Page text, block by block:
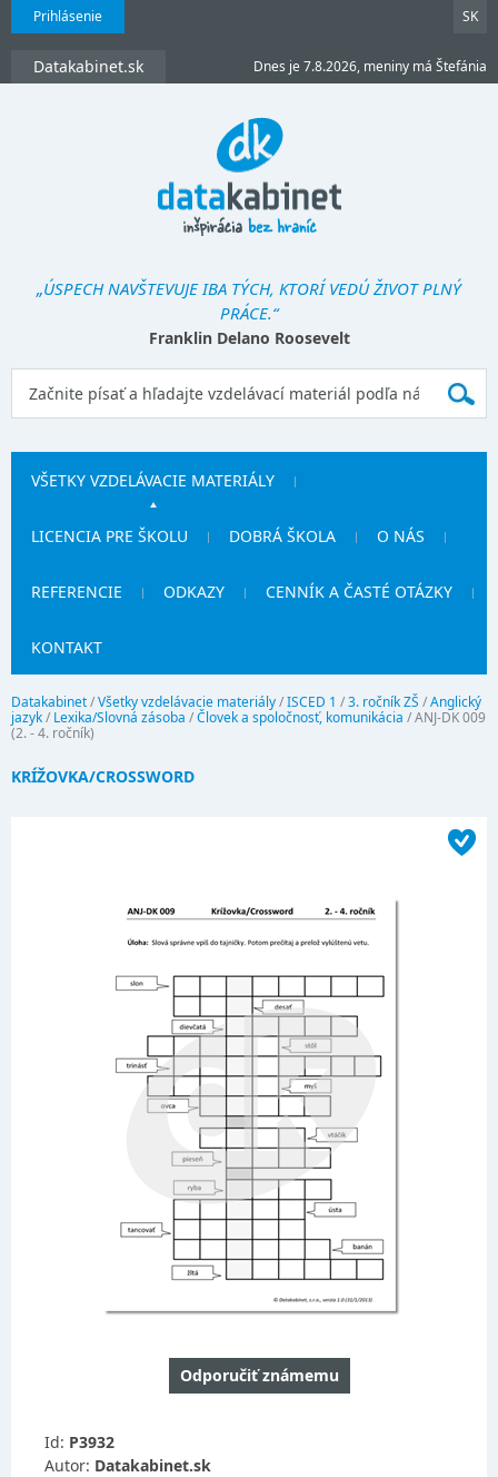
Prihlásenie SK
Datakabinet.sk Dnes je 7.8.2026, meniny má Štefánia
„ÚSPECH NAVŠTEVUJE IBA TÝCH, KTORÍ VEDÚ ŽIVOT PLNÝ
PRÁCE.“
Franklin Delano Roosevelt
VŠETKY VZDELÁVACIE MATERIÁLY
LICENCIA PRE ŠKOLU DOBRÁ ŠKOLA O NÁS
REFERENCIE ODKAZY CENNÍK A ČASTÉ OTÁZKY
KONTAKT
Datakabinet/Všetky vzdelávacie materiály/ISCED 1 /3. ročník ZŠ /Anglický
jazyk/ Lexika/Slovná zásoba /Človek a spoločnosť, komunikácia /ANJ-DK 009
(2. - 4. ročník)
KRÍŽOVKA/CROSSWORD
Odporučiť známemu
Id: P3932
Autor: Datakabinet.sk